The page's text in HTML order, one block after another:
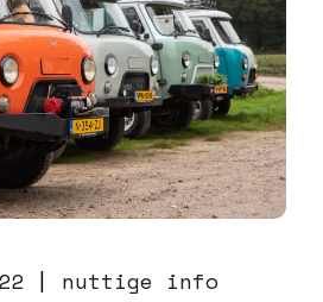
nuttige info